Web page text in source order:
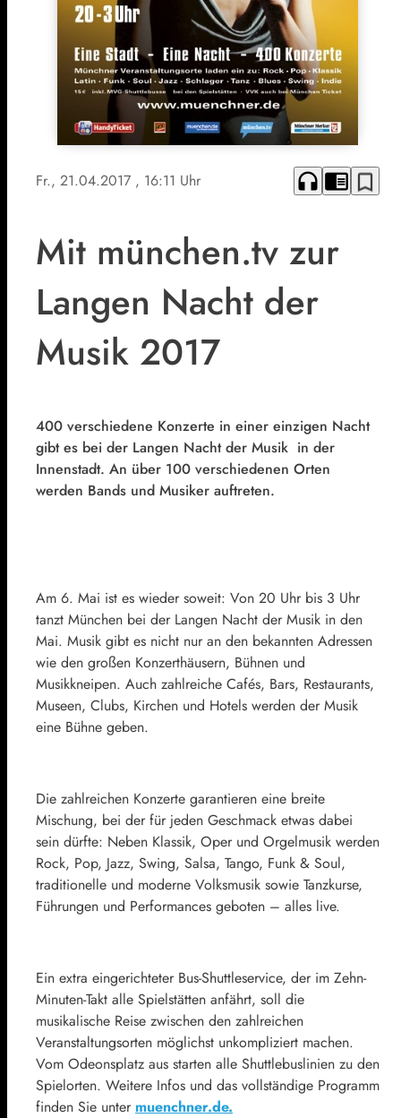
Fr., 21.04.2017 , 16:11 Uhr headphones chrome_reader_mode bookmark_border
Mit münchen.tv zur
Langen Nacht der
Musik 2017
400 verschiedene Konzerte in einer einzigen Nacht
gibt es bei der Langen Nacht der Musik in der
Innenstadt. An über 100 verschiedenen Orten
werden Bands und Musiker auftreten.
Am 6. Mai ist es wieder soweit: Von 20 Uhr bis 3 Uhr
tanzt München bei der Langen Nacht der Musik in den
Mai. Musik gibt es nicht nur an den bekannten Adressen
wie den großen Konzerthäusern, Bühnen und
Musikkneipen. Auch zahlreiche Cafés, Bars, Restaurants,
Museen, Clubs, Kirchen und Hotels werden der Musik
eine Bühne geben.
Die zahlreichen Konzerte garantieren eine breite
Mischung, bei der für jeden Geschmack etwas dabei
sein dürfte: Neben Klassik, Oper und Orgelmusik werden
Rock, Pop, Jazz, Swing, Salsa, Tango, Funk & Soul,
traditionelle und moderne Volksmusik sowie Tanzkurse,
Führungen und Performances geboten – alles live.
Ein extra eingerichteter Bus-Shuttleservice, der im Zehn-
Minuten-Takt alle Spielstätten anfährt, soll die
musikalische Reise zwischen den zahlreichen
Veranstaltungsorten möglichst unkompliziert machen.
Vom Odeonsplatz aus starten alle Shuttlebuslinien zu den
Spielorten. Weitere Infos und das vollständige Programm
finden Sie unter muenchner.de.